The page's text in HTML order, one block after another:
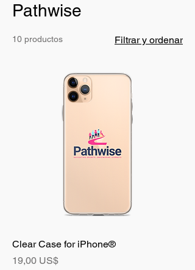
Pathwise
10 productos Filtrar y ordenar
Clear Case for iPhone®
Precio
19,00 US$